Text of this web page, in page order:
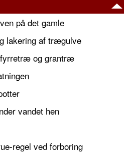
på det gamle
lakering af trægulve
og grantræ
vandet hen
regel ved forboring